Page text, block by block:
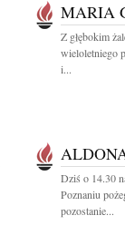
MARIA
Z głębokim
wieloletniego
i...
Dziś o 14.30
Poznaniu
pozostanie...